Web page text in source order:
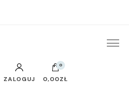
ZALOGUJ
0
0,00ZŁ